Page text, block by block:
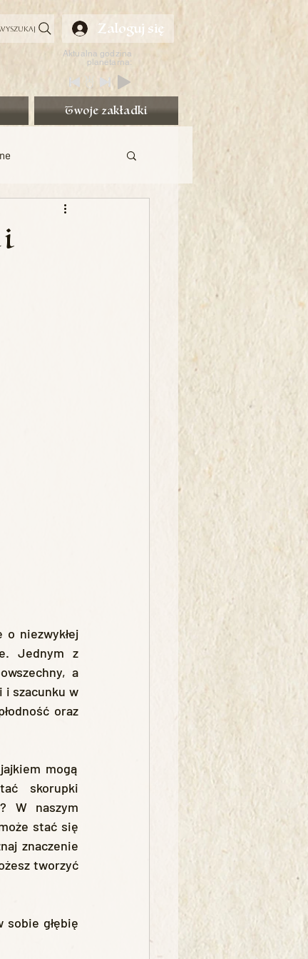
Aktualna godzina
planetarna:
Zaloguj się
Twoje zakładki
i
Jednym z
a
i szacunku w
oraz
skorupki
W naszym
stać się
znaczenie
tworzyć